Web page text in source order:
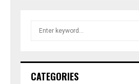
h
CATEGORIES